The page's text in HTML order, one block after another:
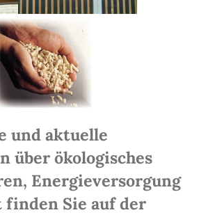
und aktuelle
über ökologisches
Energieversorgung
Sie auf der